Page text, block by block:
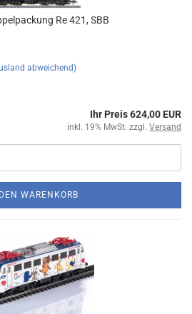
Re 421, SBB
abweichend)
Ihr Preis 624,00 EUR
inkl. 19% MwSt. zzgl. Versand
WARENKORB